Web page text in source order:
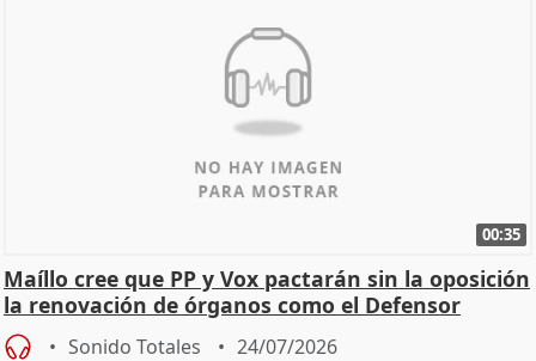
00:35
Maíllo cree que PP y Vox pactarán sin la oposición
la renovación de órganos como el Defensor
Sonido Totales 24/07/2026